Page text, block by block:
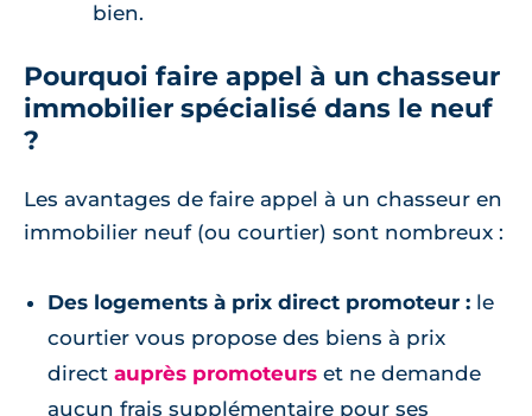
bien.
Pourquoi faire appel à un chasseur
immobilier spécialisé dans le neuf
?
Les avantages de faire appel à un chasseur en
immobilier neuf (ou courtier) sont nombreux :
Des logements à prix direct promoteur : le
courtier vous propose des biens à prix
direct auprès promoteurs et ne demande
aucun frais supplémentaire pour ses